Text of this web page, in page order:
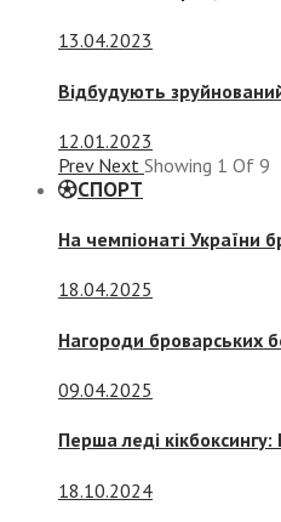
13.04.2023
Відбудують
12.01.2023
Prev Next Showing 1 Of 9
СПОРТ
На чемпіонаті України
18.04.2025
Нагороди броварських
09.04.2025
Перша леді
18.10.2024